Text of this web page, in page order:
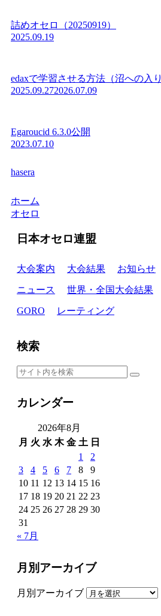
詰めオセロ（20250919）
2025.09.19
edaxで学習させる方法（沼への入り
2025.09.272026.07.09
Egaroucid 6.3.0公開
2023.07.10
hasera
ホーム
オセロ
日本オセロ連盟
大会案内 大会結果 お知らせ
ニュース 世界・全国大会結果
GORO レーティング
検索
カレンダー
2026年8月
月 火 水 木 金 土 日
1
2
3
4 5 6 7 8
9
10 11 12 13 14 15 16
17 18 19 20 21 22 23
24 25 26 27 28 29 30
31
« 7月
月別アーカイブ
月別アーカイブ